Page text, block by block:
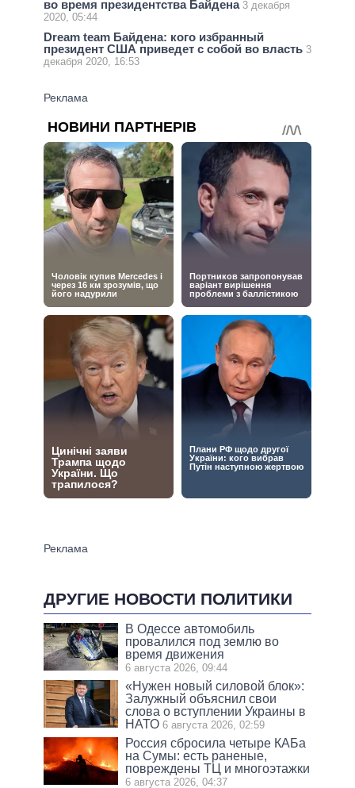
во время президентства Байдена 3 декабря
2020, 05:44
Dream team Байдена: кого избранный
президент США приведет с собой во власть 3
декабря 2020, 16:53
ДРУГИЕ НОВОСТИ ПОЛИТИКИ
В Одессе автомобиль
провалился под землю во
время движения
6 августа 2026, 09:44
«Нужен новый силовой блок»:
Залужный объяснил свои
слова о вступлении Украины в
НАТО 6 августа 2026, 02:59
Россия сбросила четыре КАБа
на Сумы: есть раненые,
повреждены ТЦ и многоэтажки
6 августа 2026, 04:37